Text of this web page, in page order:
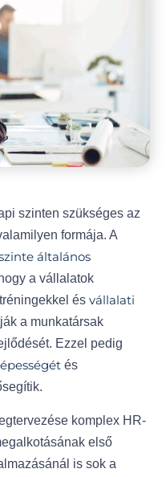
szinten szükséges az
formája. A
általános
a vállalatok
és vállalati
a munkatársak
Ezzel pedig
és
komplex HR-
első
is sok a